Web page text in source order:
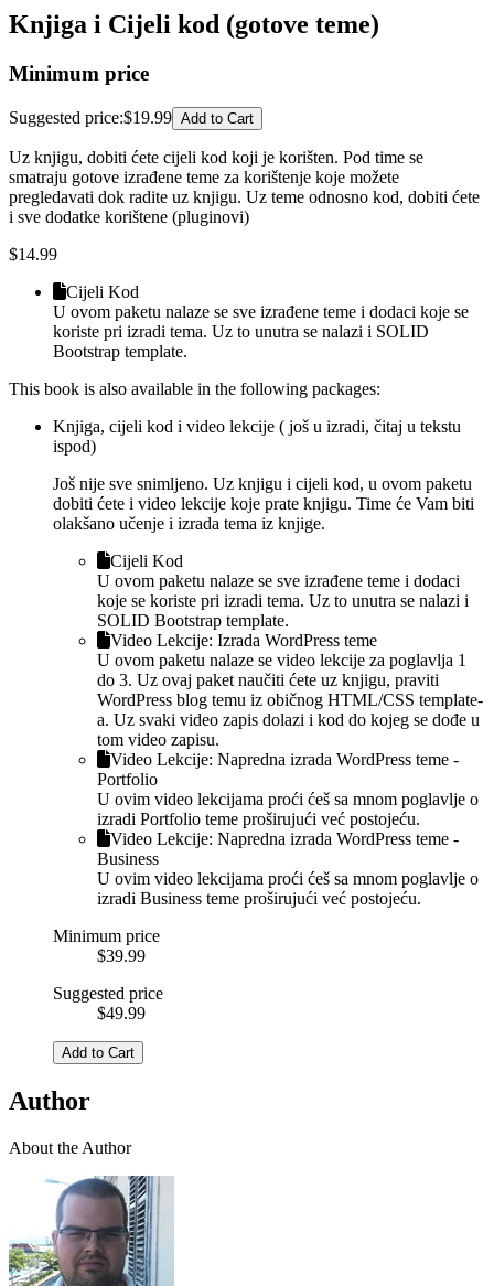
Knjiga i Cijeli kod (gotove teme)
Minimum price
Suggested price:$19.99 Add to Cart
Uz knjigu, dobiti ćete cijeli kod koji je korišten. Pod time se
smatraju gotove izrađene teme za korištenje koje možete
pregledavati dok radite uz knjigu. Uz teme odnosno kod, dobiti ćete
i sve dodatke korištene (pluginovi)
$14.99
Cijeli Kod
U ovom paketu nalaze se sve izrađene teme i dodaci koje se
koriste pri izradi tema. Uz to unutra se nalazi i SOLID
Bootstrap template.
This book is also available in the following packages:
Knjiga, cijeli kod i video lekcije ( još u izradi, čitaj u tekstu
ispod)
Još nije sve snimljeno. Uz knjigu i cijeli kod, u ovom paketu
dobiti ćete i video lekcije koje prate knjigu. Time će Vam biti
olakšano učenje i izrada tema iz knjige.
Cijeli Kod
U ovom paketu nalaze se sve izrađene teme i dodaci
koje se koriste pri izradi tema. Uz to unutra se nalazi i
SOLID Bootstrap template.
Video Lekcije: Izrada WordPress teme
U ovom paketu nalaze se video lekcije za poglavlja 1
do 3. Uz ovaj paket naučiti ćete uz knjigu, praviti
WordPress blog temu iz običnog HTML/CSS template-
a. Uz svaki video zapis dolazi i kod do kojeg se dođe u
tom video zapisu.
Video Lekcije: Napredna izrada WordPress teme -
Portfolio
U ovim video lekcijama proći ćeš sa mnom poglavlje o
izradi Portfolio teme proširujući već postojeću.
Video Lekcije: Napredna izrada WordPress teme -
Business
U ovim video lekcijama proći ćeš sa mnom poglavlje o
izradi Business teme proširujući već postojeću.
Minimum price
$39.99
Suggested price
$49.99
Add to Cart
Author
About the Author